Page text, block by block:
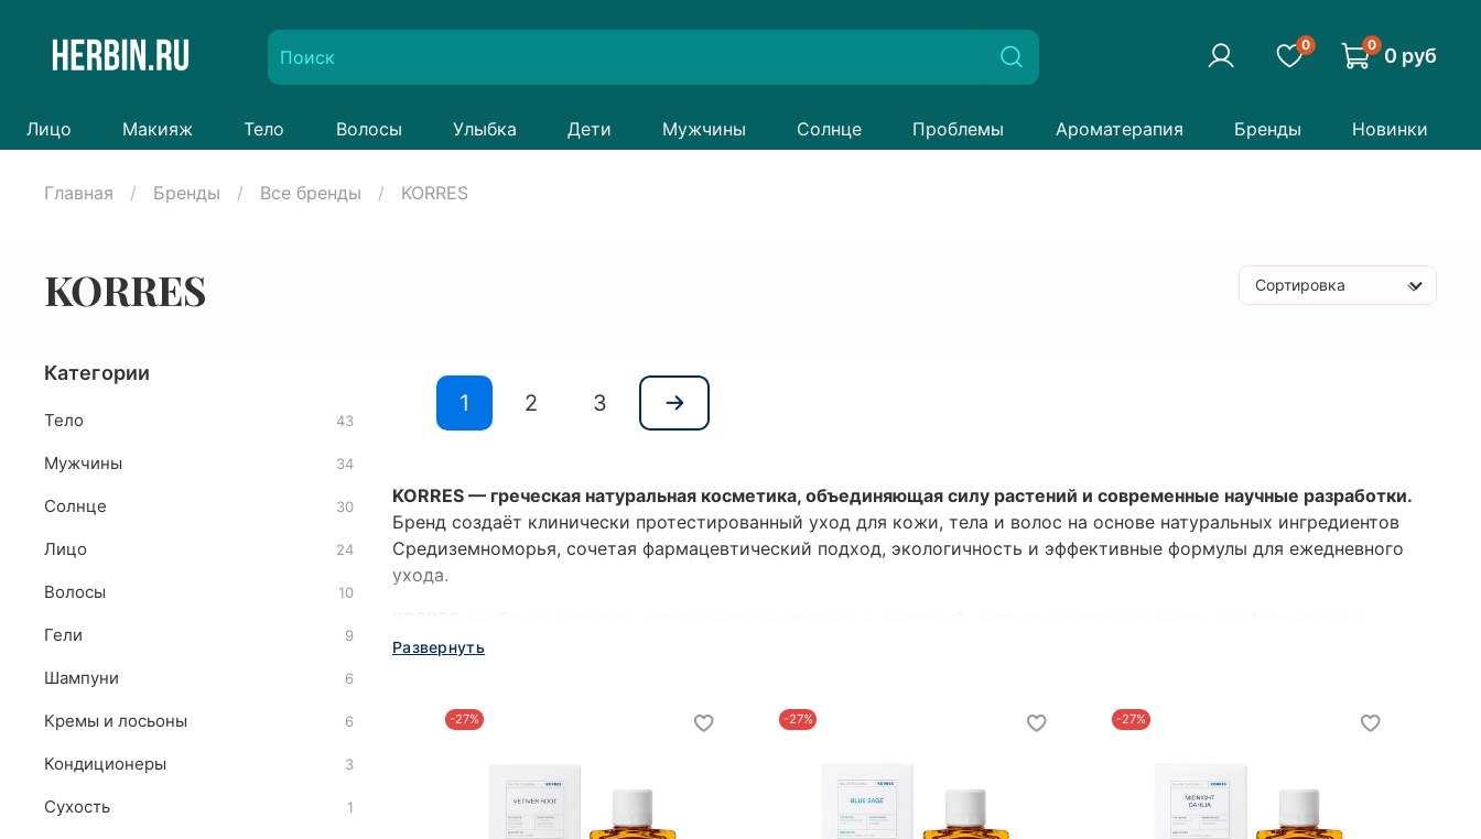
0 0 0 руб
Лицо Макияж Тело Волосы Улыбка Дети Мужчины Солнце Проблемы Ароматерапия Бренды Новинки
Главная Бренды Все бренды KORRES
KORRES Сортировка
1 2 3
KORRES — греческая натуральная косметика, объединяющая силу растений и современные научные разработки.
Бренд создаёт клинически протестированный уход для кожи, тела и волос на основе натуральных ингредиентов
Средиземноморья, сочетая фармацевтический подход, экологичность и эффективные формулы для ежедневного
ухода.
косметикой, в которой натуральные компоненты работают вместе с современными технологиями ухода за кожей.
Развернуть
-27% -27% -27%
Категории
Тело 43
Мужчины 34
Солнце 30
Лицо 24
Волосы 10
Гели 9
Шампуни 6
Кремы и лосьоны 6
Кондиционеры 3
Сухость 1